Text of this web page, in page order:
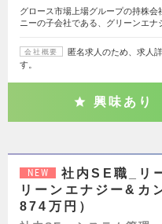
グロース市場上場グループの持株
ニーの子会社である、グリーンエナ
会社概要
匿名求人のため、求人
す。
興味あり
NEW
社内SE職_リ
リーンエナジー&カ
874万円）